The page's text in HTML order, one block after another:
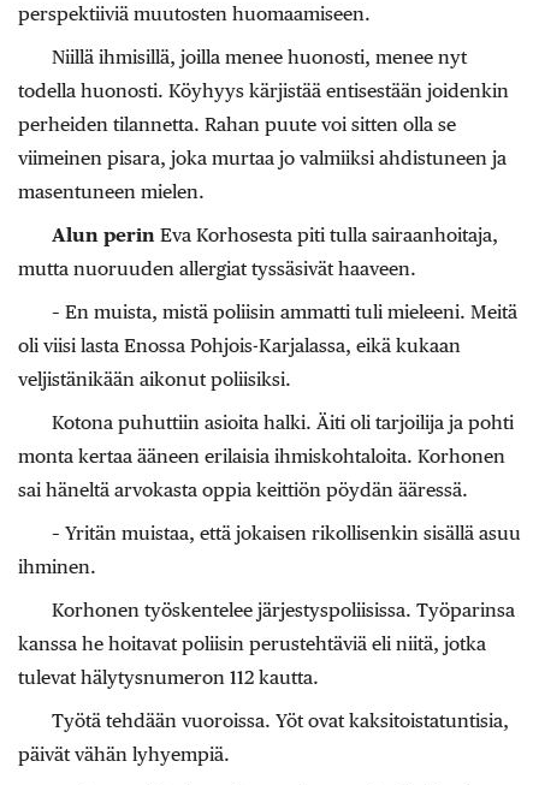
perspektiiviä muutosten huomaamiseen.
Niillä ihmisillä, joilla menee huonosti, menee nyt
todella huonosti. Köyhyys kärjistää entisestään joidenkin
perheiden tilannetta. Rahan puute voi sitten olla se
viimeinen pisara, joka murtaa jo valmiiksi ahdistuneen ja
masentuneen mielen.
Alun perin Eva Korhosesta piti tulla sairaanhoitaja,
mutta nuoruuden allergiat tyssäsivät haaveen.
– En muista, mistä poliisin ammatti tuli mieleeni. Meitä
oli viisi lasta Enossa Pohjois-Karjalassa, eikä kukaan
veljistänikään aikonut poliisiksi.
Kotona puhuttiin asioita halki. Äiti oli tarjoilija ja pohti
monta kertaa ääneen erilaisia ihmiskohtaloita. Korhonen
sai häneltä arvokasta oppia keittiön pöydän ääressä.
– Yritän muistaa, että jokaisen rikollisenkin sisällä asuu
ihminen.
Korhonen työskentelee järjestyspoliisissa. Työparinsa
kanssa he hoitavat poliisin perustehtäviä eli niitä, jotka
tulevat hälytysnumeron 112 kautta.
Työtä tehdään vuoroissa. Yöt ovat kaksitoistatuntisia,
päivät vähän lyhyempiä.